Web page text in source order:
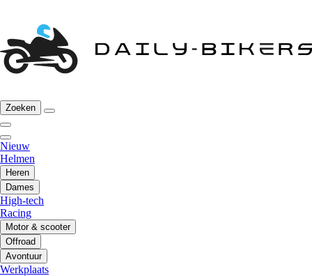
Zoeken
Nieuw
Helmen
Heren
Dames
High-tech
Racing
Motor & scooter
Offroad
Avontuur
Werkplaats